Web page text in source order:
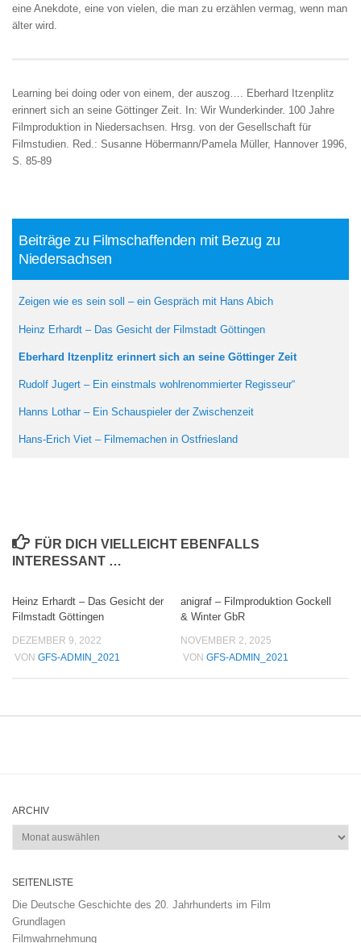
eine Anekdote, eine von vielen, die man zu erzählen vermag, wenn man
älter wird.
Learning bei doing oder von einem, der auszog…. Eberhard Itzenplitz
erinnert sich an seine Göttinger Zeit. In: Wir Wunderkinder. 100 Jahre
Filmproduktion in Niedersachsen. Hrsg. von der Gesellschaft für
Filmstudien. Red.: Susanne Höbermann/Pamela Müller, Hannover 1996,
S. 85-89
Beiträge zu Filmschaffenden mit Bezug zu
Niedersachsen
Zeigen wie es sein soll – ein Gespräch mit Hans Abich
Heinz Erhardt – Das Gesicht der Filmstadt Göttingen
Eberhard Itzenplitz erinnert sich an seine Göttinger Zeit
Rudolf Jugert – Ein einstmals wohlrenommierter Regisseur“
Hanns Lothar – Ein Schauspieler der Zwischenzeit
Hans-Erich Viet – Filmemachen in Ostfriesland
FÜR DICH VIELLEICHT EBENFALLS
INTERESSANT …
Heinz Erhardt – Das Gesicht der
Filmstadt Göttingen
DEZEMBER 9, 2022
VON GFS-ADMIN_2021
anigraf – Filmproduktion Gockell
& Winter GbR
NOVEMBER 2, 2025
VON GFS-ADMIN_2021
ARCHIV
Archiv
SEITENLISTE
Die Deutsche Geschichte des 20. Jahrhunderts im Film
Grundlagen
Filmwahrnehmung